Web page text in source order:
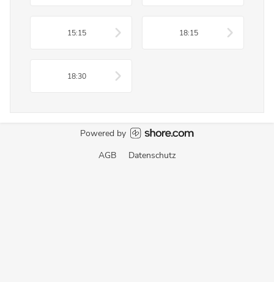
15:15 18:15
18:30
Powered by
AGB
Datenschutz